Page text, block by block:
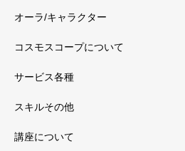
オーラ/キャラクター
コスモスコープについて
サービス各種
スキルその他
講座について